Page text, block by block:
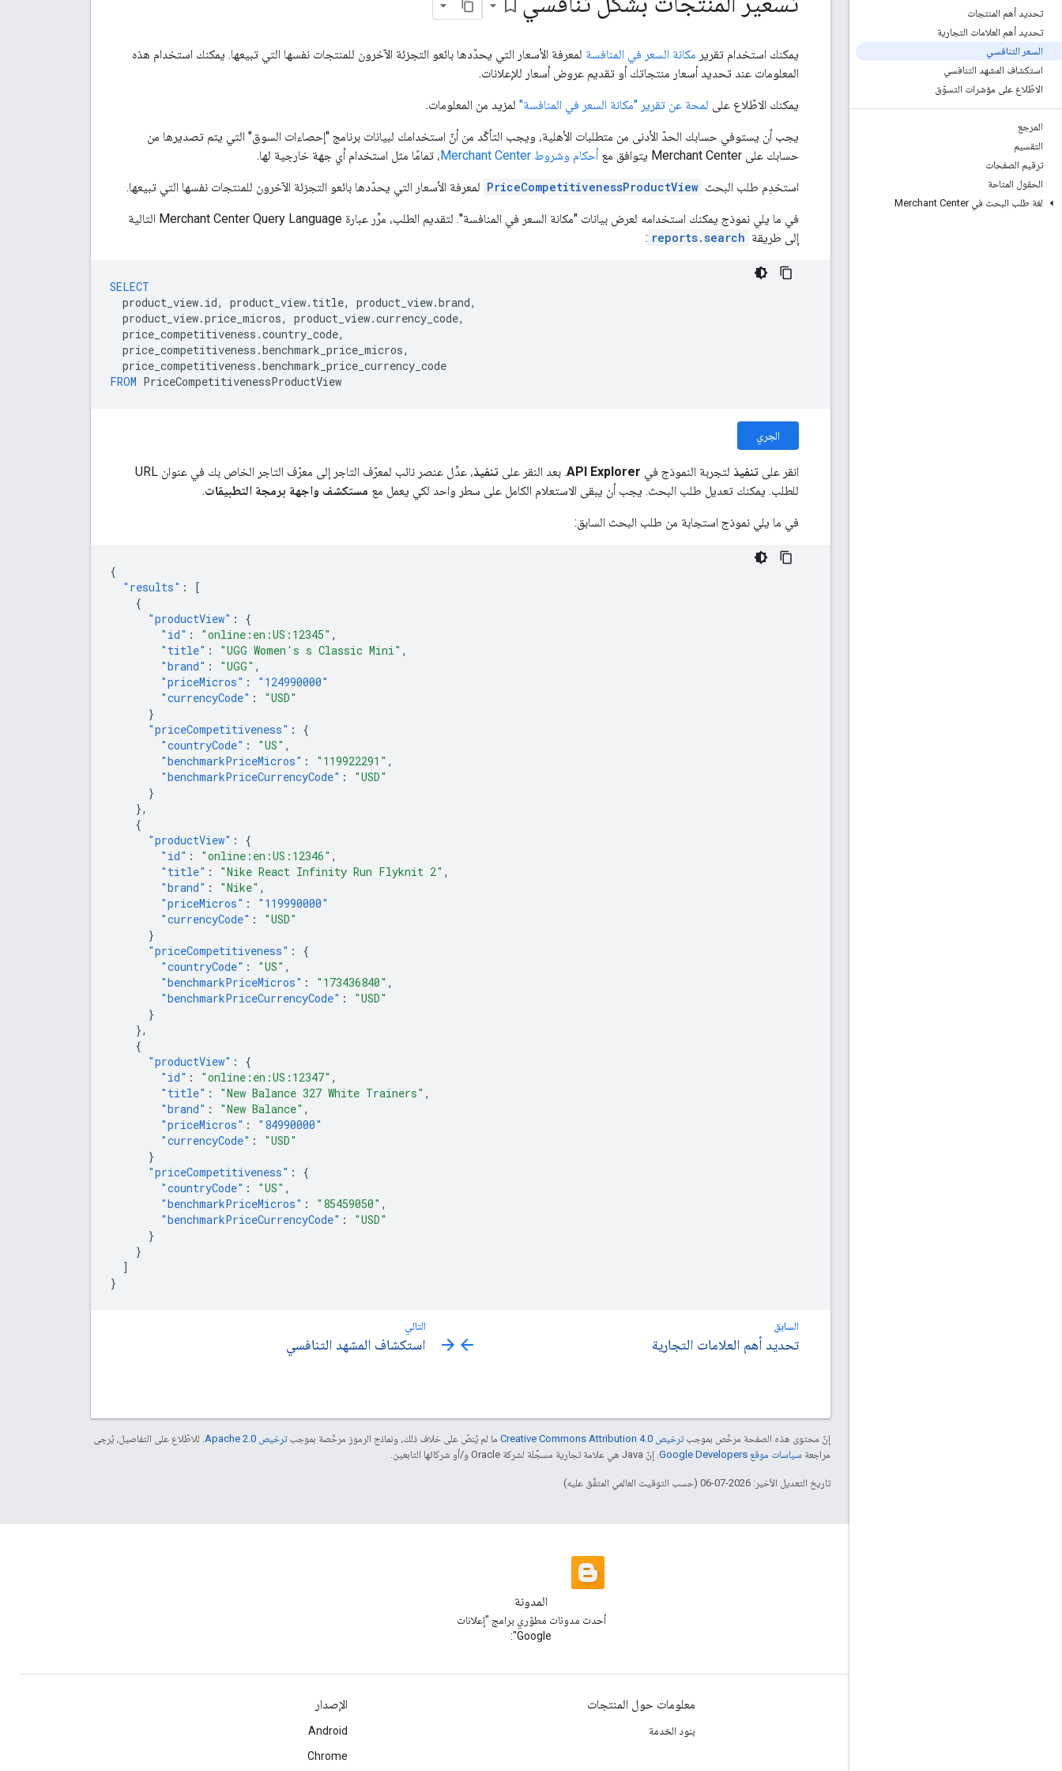
تحديد أهم المنتجات
تحديد أهم العلامات التجارية
السعر التنافسي
استكشاف المشهد التنافسي
الاطّلاع على مؤشرات التسوّق
المرجع
التقسيم
ترقيم الصفحات
الحقول المتاحة
لغة طلب البحث في Merchant Center
bookmark_border
يمكنك استخدام تقرير مكانة السعر في المنافسة لمعرفة الأسعار التي يحدّدها بائعو التجزئة الآخرون للمنتجات نفسها التي تبيعها. يمكنك استخدام هذه
المعلومات عند تحديد أسعار منتجاتك أو تقديم عروض أسعار للإعلانات.
يمكنك الاطّلاع على لمحة عن تقرير "مكانة السعر في المنافسة" لمزيد من المعلومات.
يجب أن يستوفي حسابك الحدّ الأدنى من متطلبات الأهلية، ويجب التأكّد من أنّ استخدامك لبيانات برنامج "إحصاءات السوق" التي يتم تصديرها من
حسابك على Merchant Center يتوافق مع
أحكام وشروط Merchant Center ، تمامًا مثل استخدام أي جهة خارجية لها.
استخدِم طلب البحث PriceCompetitivenessProductView لمعرفة الأسعار التي يحدّدها بائعو التجزئة الآخرون للمنتجات نفسها التي تبيعها.
في ما يلي نموذج يمكنك استخدامه لعرض بيانات "مكانة السعر في المنافسة". لتقديم الطلب، مرِّر عبارة Merchant Center Query Language التالية
إلى طريقة reports.search
:
SELECT
product_view. id, product_view. title, product_view.brand,
product_view.price_micros, product_view.currency_code,
price_competitiveness .country_code,
price_competitiveness .benchmark_price_micros,
price_competitiveness .benchmark_price_currency_code
FROM PriceCompetitivenessProductView
الجري
انقر على تنفيذ لتجربة النموذج في API Explorer. بعد النقر على تنفيذ
، عدِّل عنصر نائب لمعرّف التاجر إلى معرّف التاجر الخاص بك في عنوان URL
للطلب. يمكنك تعديل طلب البحث. يجب أن يبقى الاستعلام الكامل على سطر واحد لكي يعمل مع مستكشف واجهة برمجة التطبيقات.
في ما يلي نموذج استجابة من طلب البحث السابق:
{
"results" :
[
{
"productView" :
{
"id" : "online:en:US:12345" ,
"title" : "UGG Women's s Classic Mini" ,
"brand" : "UGG" ,
"priceMicros" :
"124990000"
"currencyCode" :
"USD"
}
"priceCompetitiveness" :
{
"countryCode" : "US" ,
"benchmarkPriceMicros" : "119922291" ,
"benchmarkPriceCurrencyCode" :
"USD"
}
},
{
"productView" :
{
"id" : "online:en:US:12346" ,
"title" : "Nike React Infinity Run Flyknit 2" ,
"brand" : "Nike" ,
"priceMicros" :
"119990000"
"currencyCode" :
"USD"
}
"priceCompetitiveness" :
{
"countryCode" : "US" ,
"benchmarkPriceMicros" : "173436840" ,
"benchmarkPriceCurrencyCode" :
"USD"
}
},
{
"productView" :
{
"id" : "online:en:US:12347" ,
"title" : "New Balance 327 White Trainers" ,
"brand" : "New Balance" ,
"priceMicros" :
"84990000"
"currencyCode" :
"USD"
}
"priceCompetitiveness" :
{
"countryCode" : "US" ,
"benchmarkPriceMicros" : "85459050" ,
"benchmarkPriceCurrencyCode" :
"USD"
}
}
]
}
السابق
arrow_back تحديد أهم العلامات التجارية
التالي
استكشاف المشهد التنافسي arrow_forward
إنّ محتوى هذه الصفحة مرخّص بموجبترخيص Creative Commons Attribution 4.0‏ ما لم يُنصّ على خلاف ذلك، ونماذج الرموز مرخّصة بموجبترخيص Apache 2.0‏
. للاطّلاع على التفاصيل، يُرجى
مراجعة سياسات موقع Google Developers‏ . إنّ Java هي علامة تجارية مسجَّلة لشركة Oracle و/أو شركائها التابعين.
تاريخ التعديل الأخير: 2026-07-06 (حسب التوقيت العالمي المتفَّق عليه)
المدونة
أحدث مدونات مطوّري برامج "إعلانات
Google":
معلومات حول المنتجات
بنود الخدمة
الإصدار
Android
Chrome